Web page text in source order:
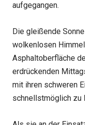
aufgegangen.
Die gleißende
wolkenlosen
Asphaltoberfläche
erdrückenden
mit ihren schweren
schnellstmöglich zu